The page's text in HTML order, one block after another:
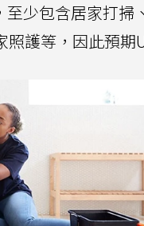
至少包含居家打掃
護等，因此預期